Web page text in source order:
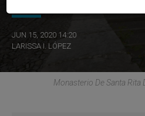
JUN 15, 2020 14:20
LARISSA I. LÓPEZ
Monasterio De Santa Rita